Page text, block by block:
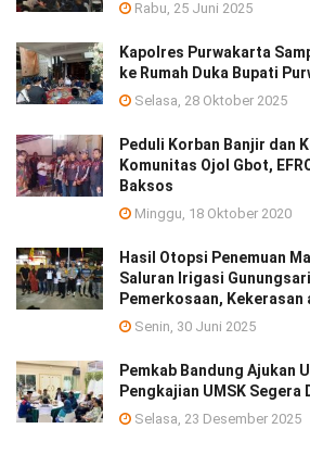
Rabu, 25 Juni 2025
Kapolres Purwakarta
ke Rumah Duka Bupati
Selasa, 28 Oktober 2025
Peduli Korban Banjir dan
Komunitas Ojol Gbot,
Baksos
Minggu, 18 Oktober 2020
Hasil Otopsi Penemuan
Saluran Irigasi
Pemerkosaan, Kekerasan
Senin, 30 Juni 2025
Pemkab Bandung Ajukan
Pengkajian UMSK Segera
Selasa, 23 Desember 2025